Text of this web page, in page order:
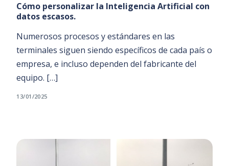
Cómo personalizar la Inteligencia Artificial con
datos escasos.
Numerosos procesos y estándares en las
terminales siguen siendo específicos de cada país o
empresa, e incluso dependen del fabricante del
equipo. […]
13/01/2025